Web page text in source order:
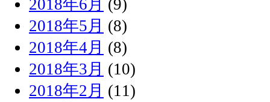
2018年6月 (9)
2018年5月 (8)
2018年4月 (8)
2018年3月 (10)
2018年2月 (11)